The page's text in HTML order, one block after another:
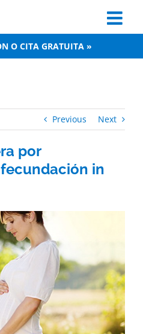
O CITA GRATUITA »
Previous Next
por
in